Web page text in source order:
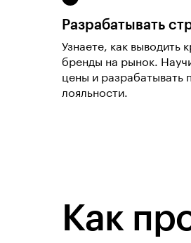
Разрабатывать
Узнаете, как выводить
бренды на рынок.
цены и разрабатывать
лояльности.
Как